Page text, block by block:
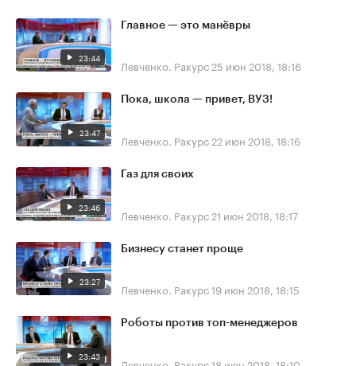
23:44
Главное — это манёвры
Левченко. Ракурс 25 июн 2018, 18:16
23:47
Пока, школа — привет, ВУЗ!
Левченко. Ракурс 22 июн 2018, 18:16
23:46
Газ для своих
Левченко. Ракурс 21 июн 2018, 18:17
23:27
Бизнесу станет проще
Левченко. Ракурс19 июн 2018, 18:15
23:43
Роботы против топ-менеджеров